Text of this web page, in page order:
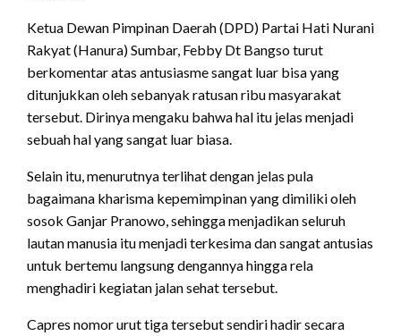
Ketua Dewan Pimpinan Daerah (DPD) Partai Hati Nurani
Rakyat (Hanura) Sumbar, Febby Dt Bangso turut
berkomentar atas antusiasme sangat luar bisa yang
ditunjukkan oleh sebanyak ratusan ribu masyarakat
tersebut. Dirinya mengaku bahwa hal itu jelas menjadi
sebuah hal yang sangat luar biasa.
Selain itu, menurutnya terlihat dengan jelas pula
bagaimana kharisma kepemimpinan yang dimiliki oleh
sosok Ganjar Pranowo, sehingga menjadikan seluruh
lautan manusia itu menjadi terkesima dan sangat antusias
untuk bertemu langsung dengannya hingga rela
menghadiri kegiatan jalan sehat tersebut.
Capres nomor urut tiga tersebut sendiri hadir secara